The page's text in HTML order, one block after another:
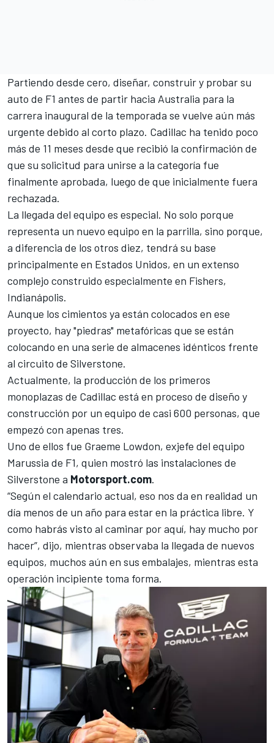
Partiendo desde cero, diseñar, construir y probar su
auto de F1 antes de partir hacia Australia para la
carrera inaugural de la temporada se vuelve aún más
urgente debido al corto plazo. Cadillac ha tenido poco
más de 11 meses desde que recibió la confirmación de
que su solicitud para unirse a la categoría fue
finalmente aprobada, luego de que inicialmente fuera
rechazada.
La llegada del equipo es especial. No solo porque
representa un nuevo equipo en la parrilla, sino porque,
a diferencia de los otros diez, tendrá su base
principalmente en Estados Unidos, en un extenso
complejo construido especialmente en Fishers,
Indianápolis.
Aunque los cimientos ya están colocados en ese
proyecto, hay "piedras" metafóricas que se están
colocando en una serie de almacenes idénticos frente
al circuito de Silverstone.
Actualmente, la producción de los primeros
monoplazas de Cadillac está en proceso de diseño y
construcción por un equipo de casi 600 personas, que
empezó con apenas tres.
Uno de ellos fue Graeme Lowdon, exjefe del equipo
Marussia de F1, quien mostró las instalaciones de
Silverstone a Motorsport.com.
“Según el calendario actual, eso nos da en realidad un
día menos de un año para estar en la práctica libre. Y
como habrás visto al caminar por aquí, hay mucho por
hacer”, dijo, mientras observaba la llegada de nuevos
equipos, muchos aún en sus embalajes, mientras esta
operación incipiente toma forma.